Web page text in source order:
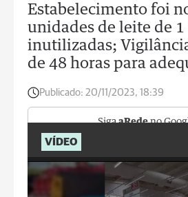
Estabelecimento foi
unidades de leite de
inutilizadas;
de 48 horas para
Publicado: 20/11/2023, 18:39
SigaaRedeno
VÍDEO